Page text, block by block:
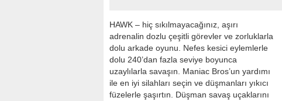
HAWK – hiç sıkılmayacağınız, aşırı
adrenalin dozlu çeşitli görevler ve zorluklarla
dolu arkade oyunu. Nefes kesici eylemlerle
dolu 240’dan fazla seviye boyunca
uzaylılarla savaşın. Maniac Bros’un yardımı
ile en iyi silahları seçin ve düşmanları yıkıcı
füzelerle şaşırtın. Düşman savaş uçaklarını